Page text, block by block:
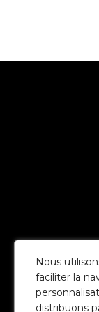
Nous
faciliter la
distribuons